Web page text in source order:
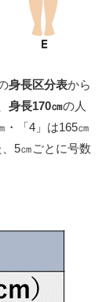
身長区分表から
身長170㎝の人
・「4」は165㎝
5㎝ごとに号数